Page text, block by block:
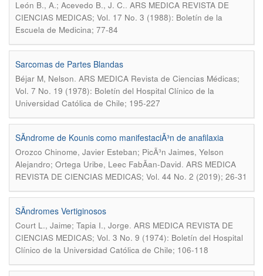
León B., A.; Acevedo B., J. C.. ARS MEDICA REVISTA DE
CIENCIAS MEDICAS; Vol. 17 No. 3 (1988): Boletín de la
Escuela de Medicina; 77-84
Sarcomas de Partes Blandas
Béjar M, Nelson. ARS MEDICA Revista de Ciencias Médicas;
Vol. 7 No. 19 (1978): Boletín del Hospital Clínico de la
Universidad Católica de Chile; 195-227
SÃ­ndrome de Kounis como manifestaciÃ³n de anafilaxia
Orozco Chinome, Javier Esteban; PicÃ³n Jaimes, Yelson
Alejandro; Ortega Uribe, Leec FabÃ­an-David. ARS MEDICA
REVISTA DE CIENCIAS MEDICAS; Vol. 44 No. 2 (2019); 26-31
SÃ­ndromes Vertiginosos
Court L., Jaime; Tapia I., Jorge. ARS MEDICA REVISTA DE
CIENCIAS MEDICAS; Vol. 3 No. 9 (1974): Boletín del Hospital
Clínico de la Universidad Católica de Chile; 106-118